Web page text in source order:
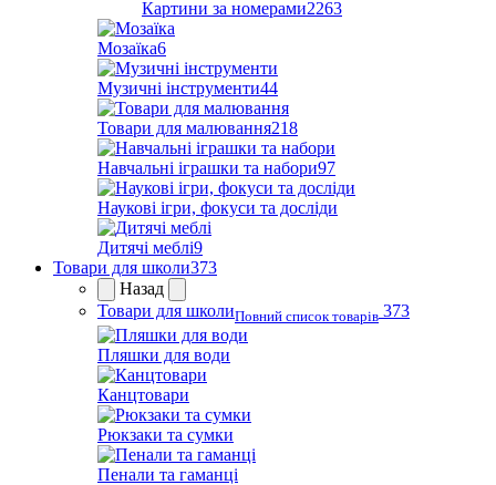
Картини за номерами2263
Мозаїка6
Музичні інструменти44
Товари для малювання218
Навчальні іграшки та набори97
Наукові ігри, фокуси та досліди
Дитячі меблі9
Товари для школи373
Назад
Товари для школиПовний список товарів 373
Пляшки для води
Канцтовари
Рюкзаки та сумки
Пенали та гаманці